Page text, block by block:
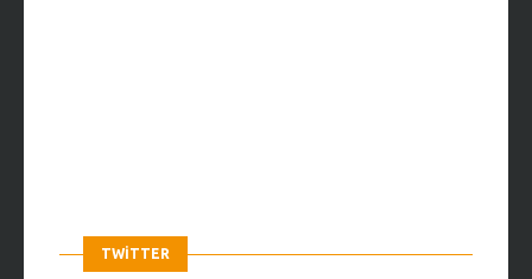
TWITTER